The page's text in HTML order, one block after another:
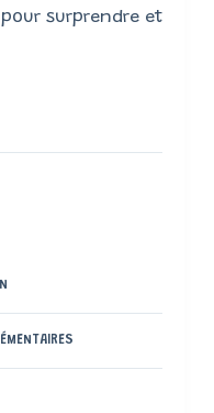
surprendre et